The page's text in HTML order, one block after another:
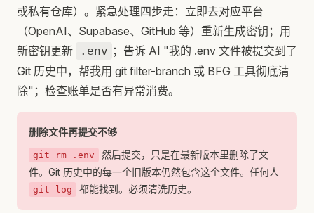
或私有仓库）。紧急处理四步走：立即去对应平台
（OpenAI、Supabase、GitHub 等）重新生成密钥；用
新密钥更新
.env ；告诉 AI "我的 .env 文件被提交到了
Git 历史中，帮我用 git filter-branch 或 BFG 工具彻底清
除"；检查账单是否有异常消费。
删除文件再提交不够
git rm .env
然后提交，只是在最新版本里删除了文
件。Git 历史中的每一个旧版本仍然包含这个文件。任何人
git log 都能找到。必须清洗历史。